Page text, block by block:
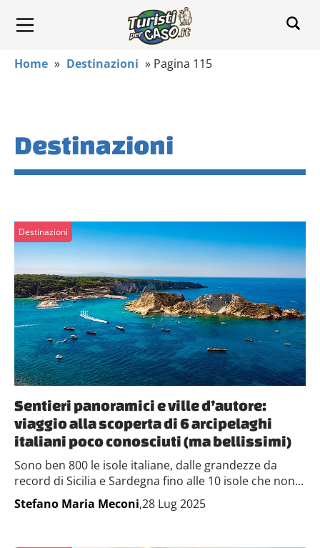
Home » Destinazioni » Pagina 115
Destinazioni
Destinazioni
Sentieri panoramici e ville d’autore:
viaggio alla scoperta di 6 arcipelaghi
italiani poco conosciuti (ma bellissimi)
Sono ben 800 le isole italiane, dalle grandezze da
record di Sicilia e Sardegna fino alle 10 isole che non...
Stefano Maria Meconi,28 Lug 2025